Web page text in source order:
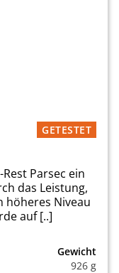
GETESTET
Parsec ein
das Leistung,
höheres Niveau
auf [..]
Gewicht
926 g